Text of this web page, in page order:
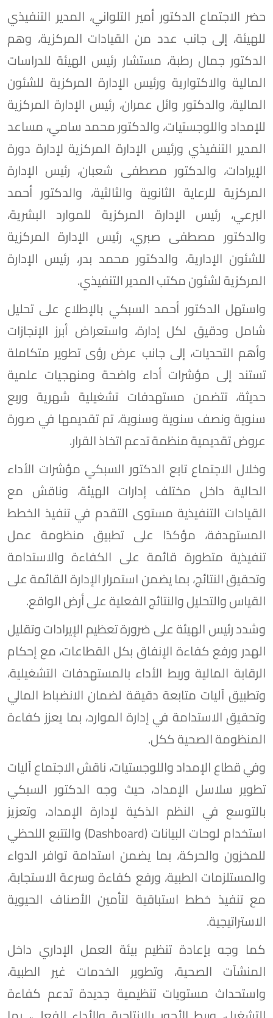
حضر الاجتماع الدكتور أمير التلواني، المدير التنفيذي
للهيئة، إلى جانب عدد من القيادات المركزية، وهم
الدكتور جمال رطبة، مستشار رئيس الهيئة للدراسات
المالية والاكتوارية ورئيس الإدارة المركزية للشئون
المالية، والدكتور وائل عمران، رئيس الإدارة المركزية
للإمداد واللوجستيات، والدكتور محمد سامي، مساعد
المدير التنفيذي ورئيس الإدارة المركزية لإدارة دورة
الإيرادات، والدكتور مصطفى شعبان، رئيس الإدارة
المركزية للرعاية الثانوية والثالثية، والدكتور أحمد
البرعي، رئيس الإدارة المركزية للموارد البشرية،
والدكتور مصطفى صبري، رئيس الإدارة المركزية
للشئون الإدارية، والدكتور محمد بدر، رئيس الإدارة
المركزية لشئون مكتب المدير التنفيذي.
واستهل الدكتور أحمد السبكي بالإطلاع على تحليل
شامل ودقيق لكل إدارة، واستعراض أبرز الإنجازات
وأهم التحديات، إلى جانب عرض رؤى تطوير متكاملة
تستند إلى مؤشرات أداء واضحة ومنهجيات علمية
حديثة، تتضمن مستهدفات تشغيلية شهرية وربع
سنوية ونصف سنوية وسنوية، تم تقديمها في صورة
عروض تقديمية منظمة تدعم اتخاذ القرار.
وخلال الاجتماع تابع الدكتور السبكي مؤشرات الأداء
الحالية داخل مختلف إدارات الهيئة، وناقش مع
القيادات التنفيذية مستوى التقدم في تنفيذ الخطط
المستهدفة، مؤكدًا على تطبيق منظومة عمل
تنفيذية متطورة قائمة على الكفاءة والاستدامة
وتحقيق النتائج، بما يضمن استمرار الإدارة القائمة على
القياس والتحليل والنتائج الفعلية على أرض الواقع.
وشدد رئيس الهيئة على ضرورة تعظيم الإيرادات وتقليل
الهدر ورفع كفاءة الإنفاق بكل القطاعات، مع إحكام
الرقابة المالية وربط الأداء بالمستهدفات التشغيلية،
وتطبيق آليات متابعة دقيقة لضمان الانضباط المالي
وتحقيق الاستدامة في إدارة الموارد، بما يعزز كفاءة
المنظومة الصحية ككل.
وفي قطاع الإمداد واللوجستيات، ناقش الاجتماع آليات
تطوير سلاسل الإمداد، حيث وجه الدكتور السبكي
بالتوسع في النظم الذكية لإدارة الإمداد، وتعزيز
استخدام لوحات البيانات (Dashboard) والتتبع اللحظي
للمخزون والحركة، بما يضمن استدامة توافر الدواء
والمستلزمات الطبية، ورفع كفاءة وسرعة الاستجابة،
مع تنفيذ خطط استباقية لتأمين الأصناف الحيوية
الاستراتيجية.
كما وجه بإعادة تنظيم بيئة العمل الإداري داخل
المنشآت الصحية، وتطوير الخدمات غير الطبية،
واستحداث مستويات تنظيمية جديدة تدعم كفاءة